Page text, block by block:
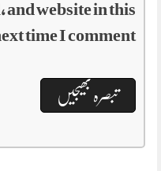
and website in this
time I comment.